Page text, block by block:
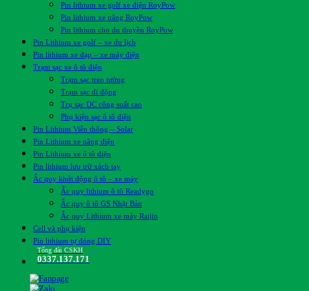
Pin lithium xe golf xe điện RoyPow
Pin lithium xe nâng RoyPow
Pin lithium cho du thuyền RoyPow
Pin Lithium xe golf – xe du lịch
Pin lithium xe đạp – xe máy điện
Trạm sạc xe ô tô điện
Trạm sạc treo tường
Trạm sạc di động
Trụ sạc DC công suất cao
Phụ kiện sạc ô tô điện
Pin Lithium Viễn thông – Solar
Pin Lithium xe nâng điện
Pin Lithium xe ô tô điện
Pin lithium lưu trữ xách tay
Ắc quy khởi động ô tô – xe máy
Ắc quy lithium ô tô Readygo
Ắc quy ô tô GS Nhật Bản
Ắc quy Lithium xe máy Raijin
Cell và phụ kiện
Pin lithium tự đóng DIY
Tổng đài CSKH
0337.137.171